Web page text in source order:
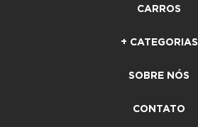
CARROS
+ CATEGORIAS
SOBRE NÓS
CONTATO